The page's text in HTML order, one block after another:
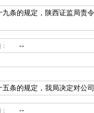
条的规定，陕西证监局责
--
条的规定，我局决定对公
--